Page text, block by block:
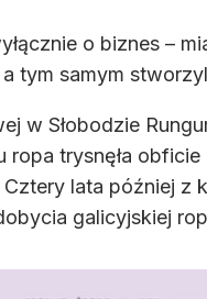
o biznes –
tym samym
w Słobodzie
trysnęła
lata później z
galicyjskiej